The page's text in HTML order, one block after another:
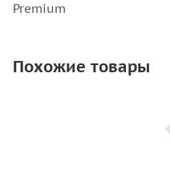
Premium
Похожие товары